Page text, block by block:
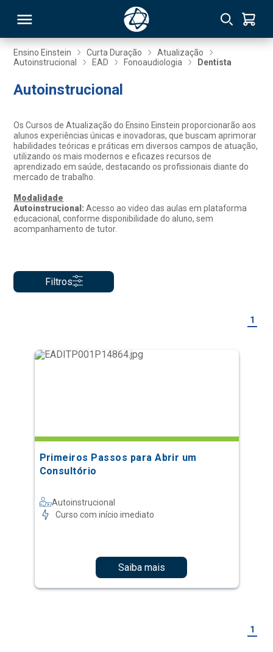
Ensino Einstein Curta Duração
Atualização
Autoinstrucional
EAD Fonoaudiologia Dentista
Autoinstrucional
Os Cursos de Atualização do Ensino Einstein proporcionarão aos
alunos experiências únicas e inovadoras, que buscam aprimorar
habilidades teóricas e práticas em diversos campos de atuação,
utilizando os mais modernos e eficazes recursos de
aprendizado em saúde, destacando os profissionais diante do
mercado de trabalho.
Modalidade
Autoinstrucional:Acesso ao video das aulas em plataforma
educacional, conforme disponibilidade do aluno, sem
acompanhamento de tutor.
Filtros
1
Primeiros Passos para Abrir um
Consultório
Autoinstrucional
Curso com início imediato
Saiba mais
1